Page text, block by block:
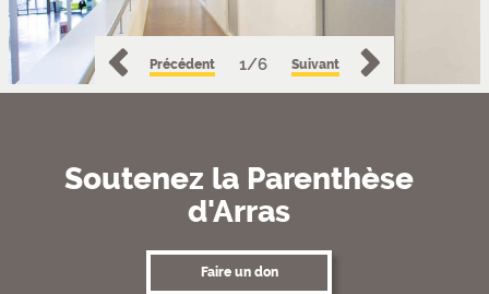
Précédent 1/6 Suivant
Soutenez la Parenthèse
d'Arras
Faire un don